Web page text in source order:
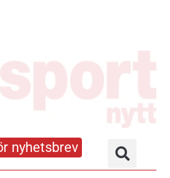
nyhetsbrev